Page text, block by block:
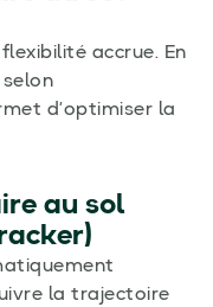
accrue. En
d’optimiser la
au sol
la trajectoire